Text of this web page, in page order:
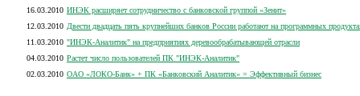
16.03.2010 ИНЭК расширяет сотрудничество с банковской группой «Зенит»
12.03.2010 Двести двадцать пять крупнейших банков России работают на программных
11.03.2010 "ИНЭК-Аналитик" на предприятиях деревообрабатывающей отрасли
04.03.2010 Растет число пользователей ПК "ИНЭК-Аналитик"
02.03.2010 ОАО «ЛОКО-Банк» + ПК «Банковский Аналитик» = Эффективный бизнес